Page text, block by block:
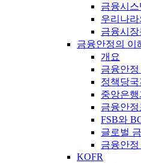
금융시
우리나
금융시
금융안정의 이
개요
금융안
정책당
중앙은
금융안정
FSB와
글로벌
금융안
KOFR